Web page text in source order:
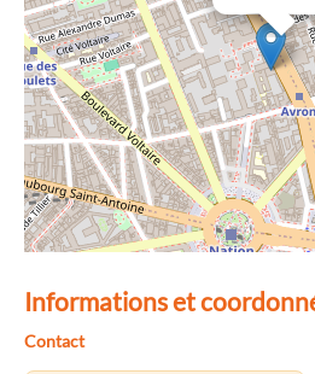
Informations et
Contact